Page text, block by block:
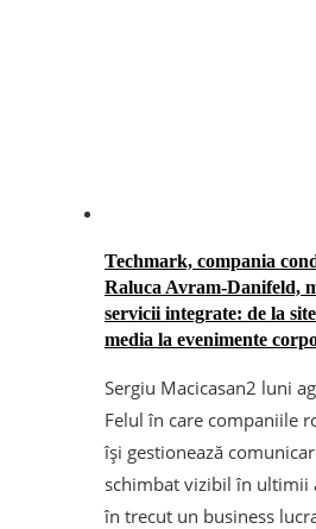
Techmark, compania
Raluca Avram-Danifeld,
servicii integrate: de la
media la evenimente
Sergiu Macicasan2 luni
Felul în care companiile
își gestionează
schimbat vizibil în ultimii
în trecut un business